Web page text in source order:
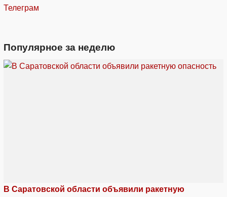
Телеграм
Популярное за неделю
В Саратовской области объявили ракетную